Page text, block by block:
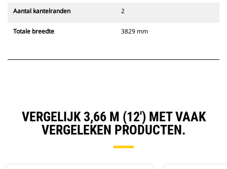
Aantal kantelranden 2
Totale breedte 3829 mm
VERGELIJK 3,66 M (12') MET VAAK
VERGELEKEN PRODUCTEN.